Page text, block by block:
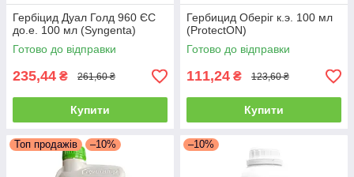
Гербіцид Дуал Голд 960 ЄС
до.е. 100 мл (Syngenta)
Готово до відправки
235,44 ₴ 261,60 ₴
Купити
Гербицид Оберіг к.э. 100 мл
(ProtectON)
Готово до відправки
111,24 ₴ 123,60 ₴
Купити
Топ продажів –10% –10%